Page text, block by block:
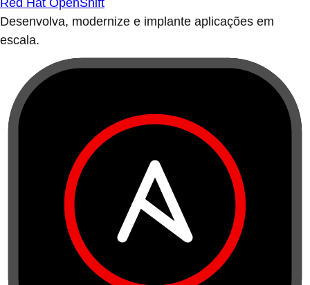
Red Hat OpenShift
Desenvolva, modernize e implante aplicações em
escala.